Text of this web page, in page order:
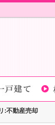
:不動産売却